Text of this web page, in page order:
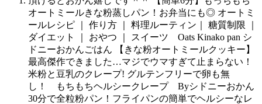
オートミールきな粉蒸しパン！お弁当にも◎ オートミ
ールレシピ ｜ 作り方 ｜ 料理ルーティン｜ 糖質制限 ｜
ダイエット ｜ おやつ ｜ スイーツ Oats Kinako pan シ
ドニーおかんごはん 【きな粉オートミールクッキー】
最高傑作できました…マジでウマすぎて止まらない！
米粉と豆乳のクレープ! グルテンフリーで卵も無
し！ もちもちヘルシークレープ Byシドニーおかん
30分で全粒粉パン！フライパンの簡単でヘルシーなレ